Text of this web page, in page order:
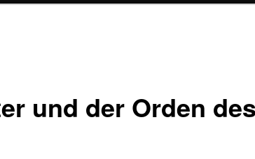
und der Orden des